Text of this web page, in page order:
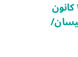
أُتيحت الورشة من ٢٢ كانون
يناير حتّى ١٥ نيسان/